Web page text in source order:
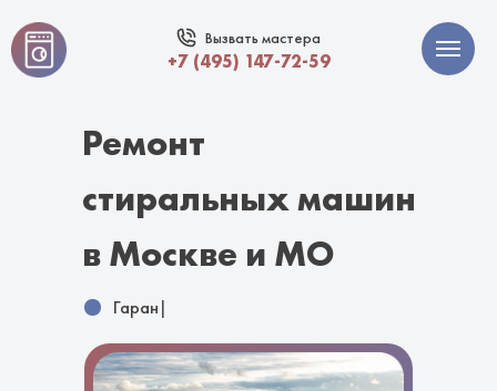
Вызвать мастера
+7 (495) 147-72-59
Гарантия 12
Ремонт
стиральных машин
в Москве и МО